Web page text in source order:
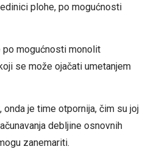
plohe, po mogućnosti
po mogućnosti monolit
se može ojačati umetanjem
je time otpornija, čim su joj
debljine osnovnih
zanemariti.